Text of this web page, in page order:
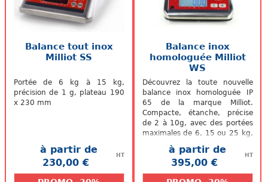
Balance tout inox
Milliot SS
Portée de 6 kg à 15 kg,
précision de 1 g, plateau 190
x 230 mm
à partir de
230,00 €
HT
Balance inox
homologuée Milliot
WS
Découvrez la toute nouvelle
balance inox homologuée IP
65 de la marque Milliot.
Compacte, étanche, précise
de 2 à 10g, avec des portées
maximales de 6, 15 ou 25 kg,
notre nouvelle balance inox...
à partir de
395,00 €
HT